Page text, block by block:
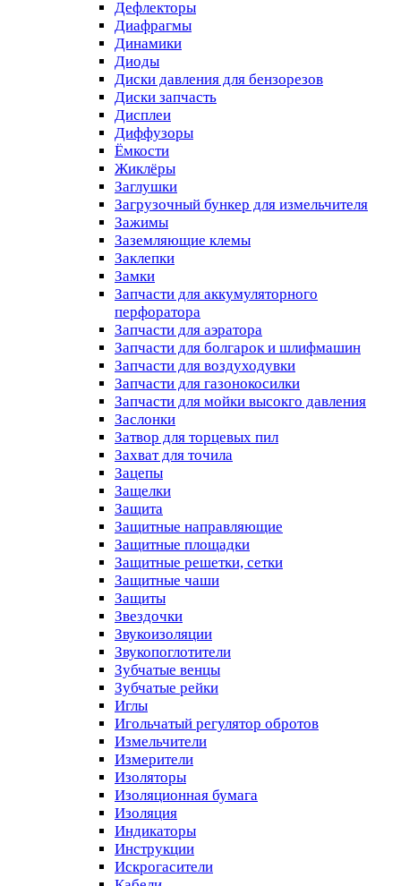
Дефлекторы
Диафрагмы
Динамики
Диоды
Диски давления для бензорезов
Диски запчасть
Дисплеи
Диффузоры
Ёмкости
Жиклёры
Заглушки
Загрузочный бункер для измельчителя
Зажимы
Заземляющие клемы
Заклепки
Замки
Запчасти для аккумуляторного
перфоратора
Запчасти для аэратора
Запчасти для болгарок и шлифмашин
Запчасти для воздуходувки
Запчасти для газонокосилки
Запчасти для мойки высокго давления
Заслонки
Затвор для торцевых пил
Захват для точила
Зацепы
Защелки
Защита
Защитные направляющие
Защитные площадки
Защитные решетки, сетки
Защитные чаши
Защиты
Звездочки
Звукоизоляции
Звукопоглотители
Зубчатые венцы
Зубчатые рейки
Иглы
Игольчатый регулятор обротов
Измельчители
Измерители
Изоляторы
Изоляционная бумага
Изоляция
Индикаторы
Инструкции
Искрогасители